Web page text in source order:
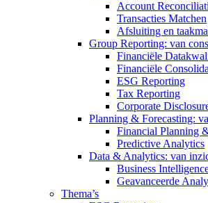
Account
Transacties Matchen
Afsluiting en
Group Reporting: van
Financiële
Financiële
ESG Reporting
Tax Reporting
Corporate
Planning & Forecasting:
Financial Planning
Predictive Analytics
Data & Analytics: van
Business
Geavanceerde
Thema’s